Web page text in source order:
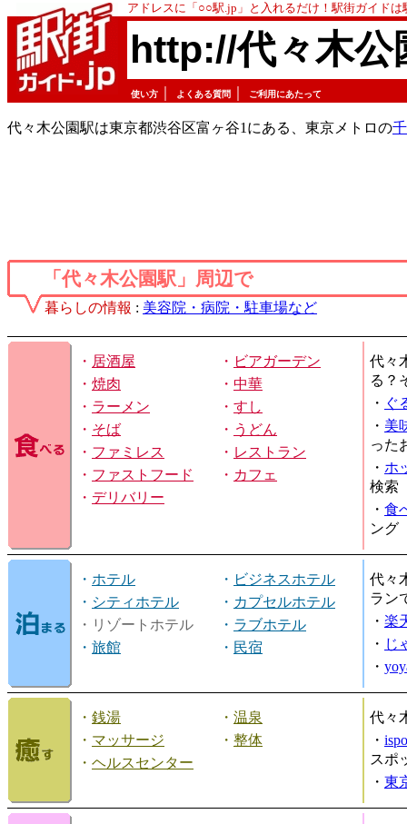
アドレスに「○○駅.jp」と入れるだけ！駅街ガイド
http://代々木公
使い方 よくある質問 ご利用にあたって
代々木公園駅は東京都渋谷区富ヶ谷1にある、東京メトロの
「代々木公園駅」周辺で
暮らしの情報 : 美容院・病院・駐車場など
・ 居酒屋 ・ ビアガーデン
・ 焼肉 ・ 中華
・ ラーメン ・ すし
・ そば ・ うどん
・ ファミレス ・ レストラン
・ ファストフード ・ カフェ
・ デリバリー
代々
る？
・ ぐ
・ 美
った
・ ホ
検索
・ 食
ング
・ ホテル ・ ビジネスホテル
・ シティホテル ・ カプセルホテル
・リゾートホテル
・ ラブホテル
・ 旅館 ・ 民宿
代々
ラン
・ 楽
・ じ
・
・ 銭湯 ・ 温泉
・ マッサージ ・ 整体
・ ヘルスセンター
代々
・
スポ
・ 東